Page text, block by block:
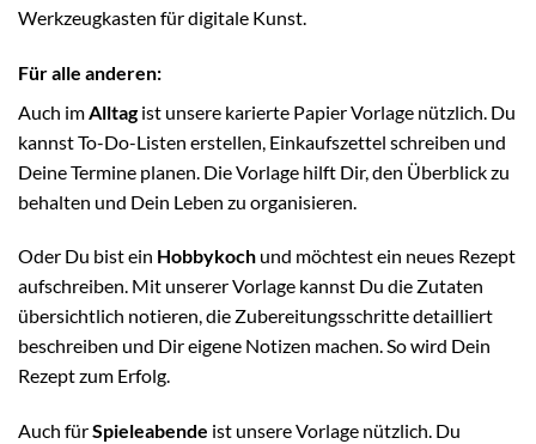
Werkzeugkasten für digitale Kunst.
Für alle anderen:
Auch im Alltagist unsere karierte Papier Vorlage nützlich. Du
kannst To-Do-Listen erstellen, Einkaufszettel schreiben und
Deine Termine planen. Die Vorlage hilft Dir, den Überblick zu
behalten und Dein Leben zu organisieren.
Oder Du bist ein Hobbykoch und möchtest ein neues Rezept
aufschreiben. Mit unserer Vorlage kannst Du die Zutaten
übersichtlich notieren, die Zubereitungsschritte detailliert
beschreiben und Dir eigene Notizen machen. So wird Dein
Rezept zum Erfolg.
Auch fürSpieleabende ist unsere Vorlage nützlich. Du